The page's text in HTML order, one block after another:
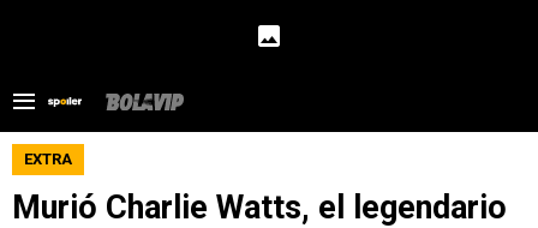
EXTRA
Murió Charlie Watts, el legendario